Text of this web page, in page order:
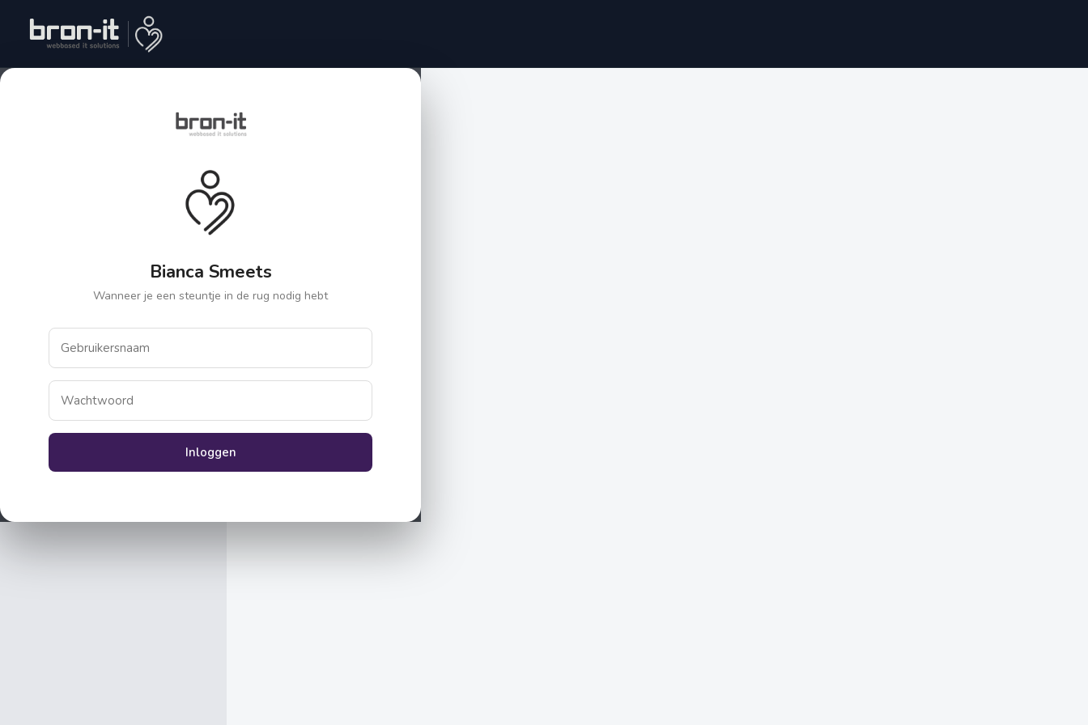
Bianca Smeets
Wanneer je een steuntje in de rug nodig hebt